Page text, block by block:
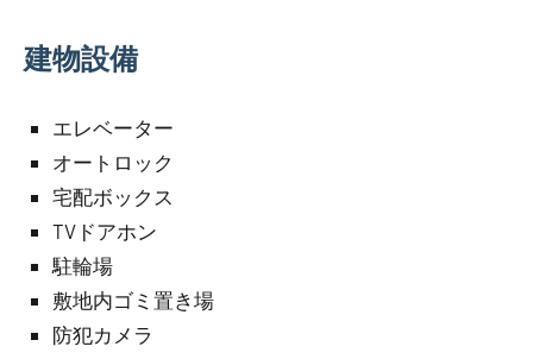
建物設備
エレベーター
オートロック
宅配ボックス
TVドアホン
駐輪場
敷地内ゴミ置き場
防犯カメラ